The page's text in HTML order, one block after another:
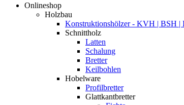
Onlineshop
Holzbau
Konstruktionshölzer - KVH | BSH |
Schnittholz
Latten
Schalung
Bretter
Keilbohlen
Hobelware
Profilbretter
Glattkantbretter